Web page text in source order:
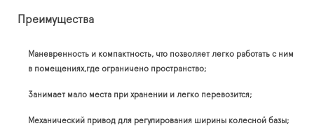
Преимущества
Маневренность и компактность, что позволяет легко работать с ним
в помещениях,где ограничено пространство;
Занимает мало места при хранении и легко перевозится;
Механический привод для регулирования ширины колесной базы;